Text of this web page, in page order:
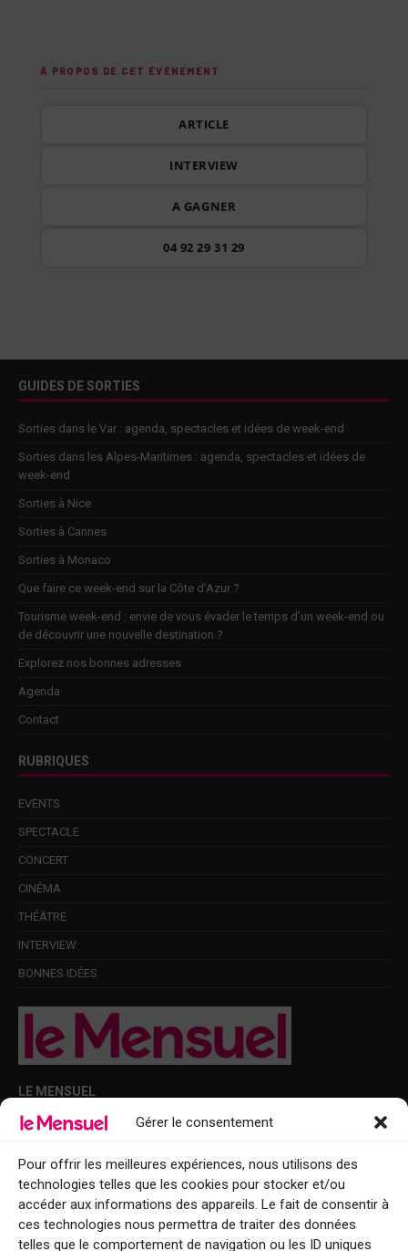
Gérer le consentement
Pour offrir les meilleures expériences, nous utilisons des
technologies telles que les cookies pour stocker et/ou
accéder aux informations des appareils. Le fait de consentir à
ces technologies nous permettra de traiter des données
telles que le comportement de navigation ou les ID uniques
À PROPOS DE CET ÉVÉNEMENT
ARTICLE
INTERVIEW
A GAGNER
04 92 29 31 29
GUIDES DE SORTIES
Sorties dans le Var : agenda, spectacles et idées de week-end
Sorties dans les Alpes-Maritimes : agenda, spectacles et idées de
week-end
Sorties à Nice
Sorties à Cannes
Sorties à Monaco
Que faire ce week-end sur la Côte d’Azur ?
Tourisme week-end : envie de vous évader le temps d’un week-end ou
de découvrir une nouvelle destination ?
Explorez nos bonnes adresses
Agenda
Contact
RUBRIQUES
EVENTS
SPECTACLE
CONCERT
CINÉMA
THÉÂTRE
INTERVIEW
BONNES IDÉES
LE MENSUEL
Points de diffusion Var et Alpes-Maritimes : oû trouver Le Mensuel ?
Le Mensuel en PDF : consultez le magazine en ligne
Qui sommes-nous ?
BFM Top Sorties